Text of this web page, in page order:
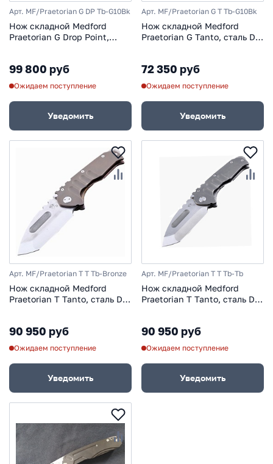
Арт. MF/Praetorian G DP Tb-G10Bk
Нож складной Medford
Praetorian G Drop Point,
титановый сплав
99 800 руб
Ожидаем поступление
Уведомить
Арт. MF/Praetorian G T Tb-G10Bk
Нож складной Medford
Praetorian G Tanto, сталь D2,
72 350 руб
Ожидаем поступление
Уведомить
Арт. MF/Praetorian T T Tb-Bronze
Нож складной Medford
Praetorian T Tanto, сталь D2
бронзовый
90 950 руб
Ожидаем поступление
Уведомить
Арт. MF/Praetorian T T Tb-Tb
Нож складной Medford
Praetorian T Tanto, сталь D2,
90 950 руб
Ожидаем поступление
Уведомить